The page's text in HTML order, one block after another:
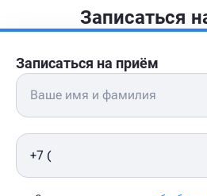
Записаться
Записаться на приём